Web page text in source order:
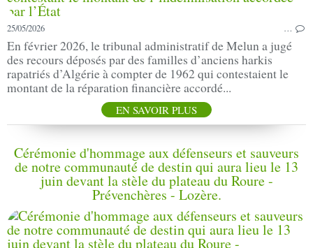
25/05/2026 …
En février 2026, le tribunal administratif de Melun a jugé
des recours déposés par des familles d’anciens harkis
rapatriés d’Algérie à compter de 1962 qui contestaient le
montant de la réparation financière accordé...
EN SAVOIR PLUS
Cérémonie d'hommage aux défenseurs et sauveurs
de notre communauté de destin qui aura lieu le 13
juin devant la stèle du plateau du Roure -
Prévenchères - Lozère.